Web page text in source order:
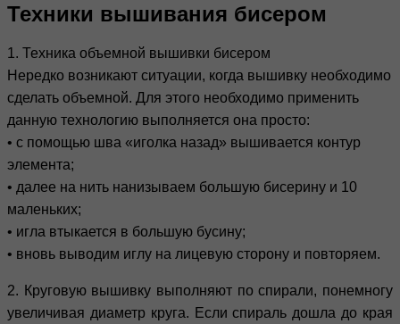
Техники вышивания бисером
1. Техника объемной вышивки бисером
Нередко возникают ситуации, когда вышивку необходимо
сделать объемной. Для этого необходимо применить
данную технологию выполняется она просто:
• с помощью шва «иголка назад» вышивается контур
элемента;
• далее на нить нанизываем большую бисерину и 10
маленьких;
• игла втыкается в большую бусину;
• вновь выводим иглу на лицевую сторону и повторяем.
2. Круговую вышивку выполняют по спирали, понемногу
увеличивая диаметр круга. Если спираль дошла до края